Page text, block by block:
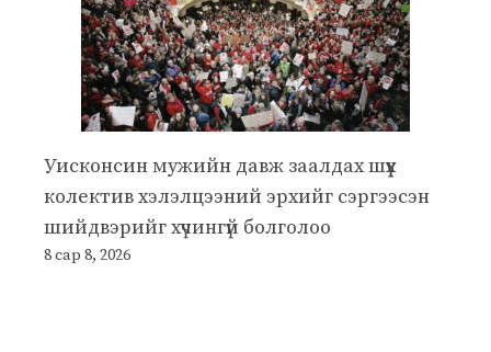
Уисконсин мужийн давж заалдах шүүх
колектив хэлэлцээний эрхийг сэргээсэн
шийдвэрийг хүчингүй болголоо
8 сар 8, 2026